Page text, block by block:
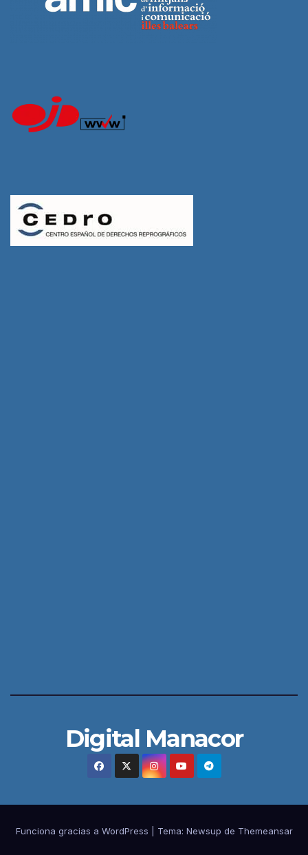
Digital Manacor
Funciona gracias a WordPress Tema: Newsup de Themeansar